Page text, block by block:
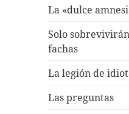
La «dulce
Solo
fachas
La legión de
Las preguntas